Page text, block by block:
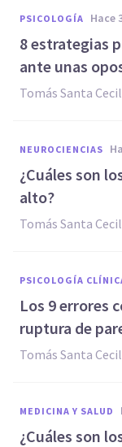
PSICOLOGÍA hace
8 estrategias
ante unas
Tomás Santa
NEUROCIENCIAS
¿Cuáles son
alto?
Tomás Santa
PSICOLOGÍA
Los 9 errores
ruptura de
Tomás Santa
MEDICINA Y SALUD
¿Cuáles son